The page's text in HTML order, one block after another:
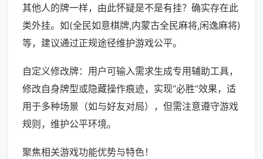
其他人的牌一样，由此怀疑是不是有挂？确实存在此
类外挂。如(全民如意棋牌,内蒙古全民麻将,闲逸麻将)
等，建议通过正规途径维护游戏公平。
自定义修改牌：用户可输入需求生成专用辅助工具，
修改自身牌型或隐藏操作痕迹，实现“必胜”效果，适
用于多种场景（如与好友对局），但需注意遵守游戏
规则，维护公平环境。
聚焦相关游戏功能优势与特色！